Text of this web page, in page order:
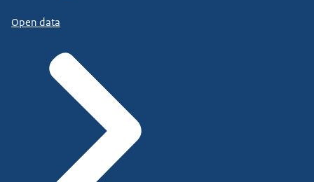
Open data